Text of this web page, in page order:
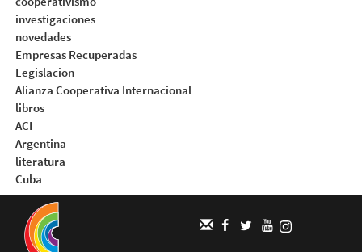
investigaciones
novedades
Empresas Recuperadas
Legislacion
Alianza Cooperativa Internacional
libros
ACI
Argentina
literatura
Cuba